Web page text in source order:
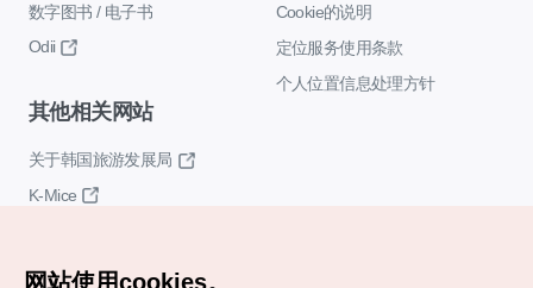
数字图书 / 电子书
Odii
Cookie的说明
定位服务使用条款
个人位置信息处理方针
其他相关网站
关于韩国旅游发展局
K-Mice
网站使用cookies。